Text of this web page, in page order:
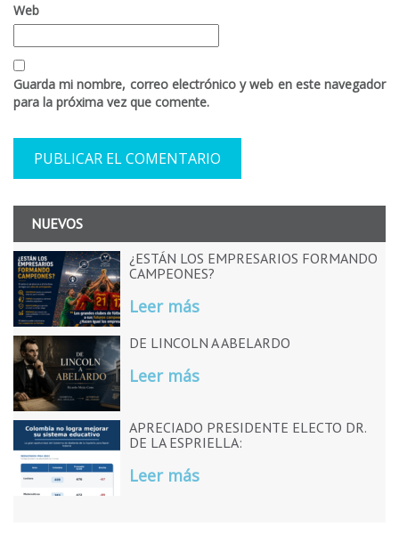
Web
Guarda mi nombre, correo electrónico y web en este navegador
para la próxima vez que comente.
NUEVOS
¿ESTÁN LOS EMPRESARIOS FORMANDO
CAMPEONES?
Leer más
DE LINCOLN A ABELARDO
Leer más
APRECIADO PRESIDENTE ELECTO DR.
DE LA ESPRIELLA:
Leer más